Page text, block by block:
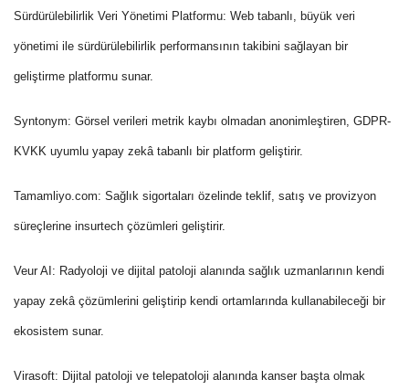
Sürdürülebilirlik Veri Yönetimi Platformu: Web tabanlı, büyük veri
yönetimi ile sürdürülebilirlik performansının takibini sağlayan bir
geliştirme platformu sunar.
Syntonym: Görsel verileri metrik kaybı olmadan anonimleştiren, GDPR-
KVKK uyumlu yapay zekâ tabanlı bir platform geliştirir.
Tamamliyo.com: Sağlık sigortaları özelinde teklif, satış ve provizyon
süreçlerine insurtech çözümleri geliştirir.
Veur AI: Radyoloji ve dijital patoloji alanında sağlık uzmanlarının kendi
yapay zekâ çözümlerini geliştirip kendi ortamlarında kullanabileceği bir
ekosistem sunar.
Virasoft: Dijital patoloji ve telepatoloji alanında kanser başta olmak